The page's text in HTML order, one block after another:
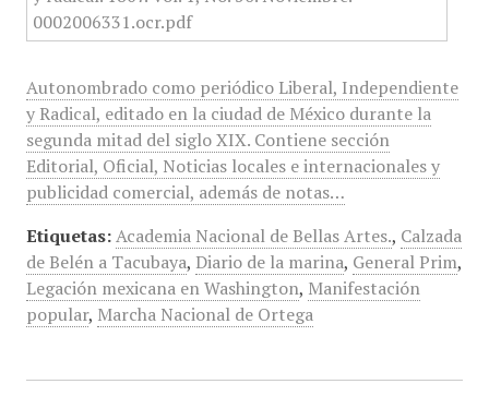
Autonombrado como periódico Liberal, Independiente
y Radical, editado en la ciudad de México durante la
segunda mitad del siglo XIX. Contiene sección
Editorial, Oficial, Noticias locales e internacionales y
publicidad comercial, además de notas…
Etiquetas: Academia Nacional de Bellas Artes., Calzada
de Belén a Tacubaya, Diario de la marina, General Prim,
Legación mexicana en Washington, Manifestación
popular, Marcha Nacional de Ortega